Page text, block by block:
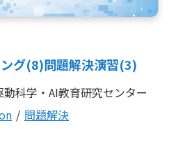
グ(8)問題解決演習(3)
科学・AI教育研究センター
/ 問題解決